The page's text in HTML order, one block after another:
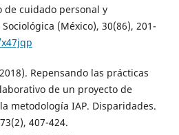
de cuidado personal y
(México), 30(86), 201-
Repensando las prácticas
de un proyecto de
metodología IAP. Disparidades.
407-424.